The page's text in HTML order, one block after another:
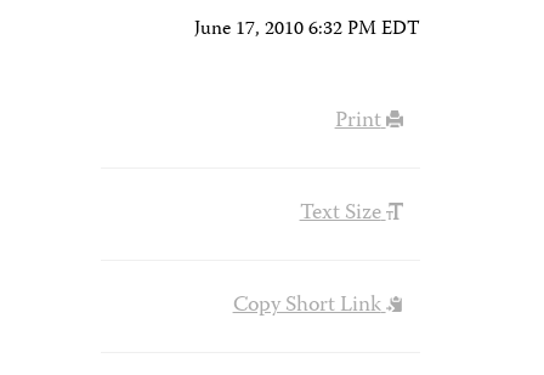
June 17, 2010 6:32 PM EDT
Print
Text Size
Copy Short Link